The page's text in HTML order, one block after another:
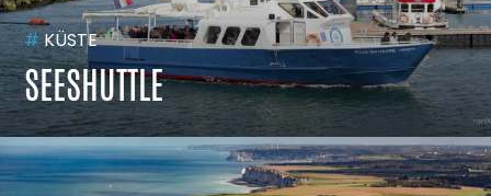
#KÜSTE
SEESHUTTLE